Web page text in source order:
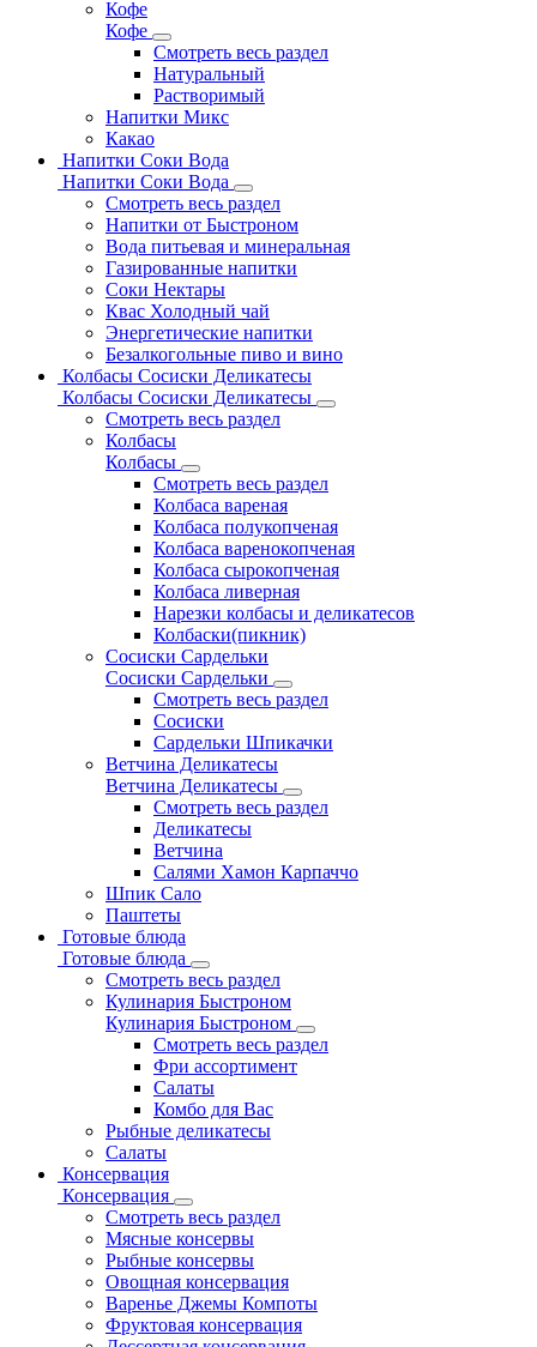
Кофе
Кофе
Смотреть весь раздел
Натуральный
Растворимый
Напитки Микс
Какао
Напитки Соки Вода
Напитки Соки Вода
Смотреть весь раздел
Напитки от Быстроном
Вода питьевая и минеральная
Газированные напитки
Соки Нектары
Квас Холодный чай
Энергетические напитки
Безалкогольные пиво и вино
Колбасы Сосиски Деликатесы
Колбасы Сосиски Деликатесы
Смотреть весь раздел
Колбасы
Колбасы
Смотреть весь раздел
Колбаса вареная
Колбаса полукопченая
Колбаса варенокопченая
Колбаса сырокопченая
Колбаса ливерная
Нарезки колбасы и деликатесов
Колбаски(пикник)
Сосиски Сардельки
Сосиски Сардельки
Смотреть весь раздел
Сосиски
Сардельки Шпикачки
Ветчина Деликатесы
Ветчина Деликатесы
Смотреть весь раздел
Деликатесы
Ветчина
Салями Хамон Карпаччо
Шпик Сало
Паштеты
Готовые блюда
Готовые блюда
Смотреть весь раздел
Кулинария Быстроном
Кулинария Быстроном
Смотреть весь раздел
Фри ассортимент
Салаты
Комбо для Вас
Рыбные деликатесы
Салаты
Консервация
Консервация
Смотреть весь раздел
Мясные консервы
Рыбные консервы
Овощная консервация
Варенье Джемы Компоты
Фруктовая консервация